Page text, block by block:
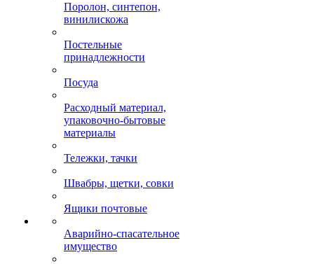
Поролон, синтепон,
винилискожа
Постельные
принадлежности
Посуда
Расходный материал,
упаковочно-бытовые
материалы
Тележки, тачки
Швабры, щетки, совки
Ящики почтовые
Аварийно-спасательное
имущество